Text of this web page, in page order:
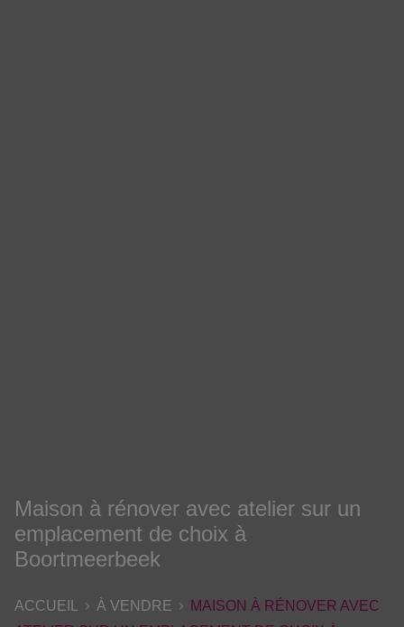
Maison à rénover avec atelier sur un
emplacement de choix à
Boortmeerbeek
ACCUEIL À VENDRE
MAISON À RÉNOVER AVEC